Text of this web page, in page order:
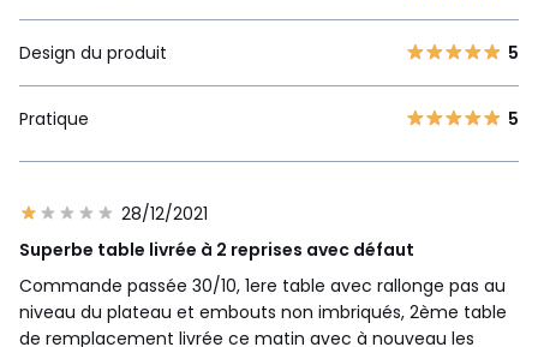
Design du produit 5
Pratique 5
28/12/2021
Superbe table livrée à 2 reprises avec défaut
Commande passée 30/10, 1ere table avec rallonge pas au
niveau du plateau et embouts non imbriqués, 2ème table
de remplacement livrée ce matin avec à nouveau les